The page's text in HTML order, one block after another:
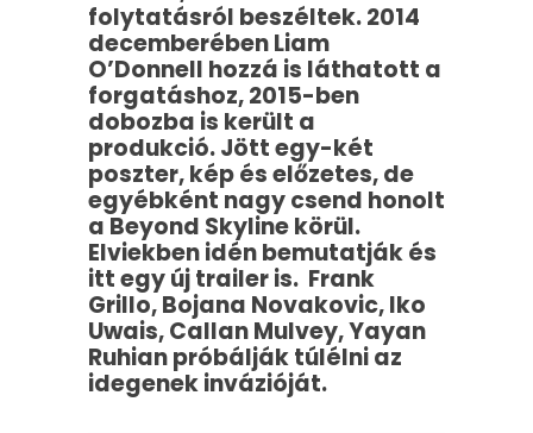
folytatásról beszéltek. 2014
decemberében Liam
O’Donnell hozzá is láthatott a
forgatáshoz, 2015-ben
dobozba is került a
produkció. Jött egy-két
poszter, kép és előzetes, de
egyébként nagy csend honolt
a Beyond Skyline körül.
Elviekben idén bemutatják és
itt egy új trailer is. Frank
Grillo, Bojana Novakovic, Iko
Uwais, Callan Mulvey, Yayan
Ruhian próbálják túlélni az
idegenek invázióját.